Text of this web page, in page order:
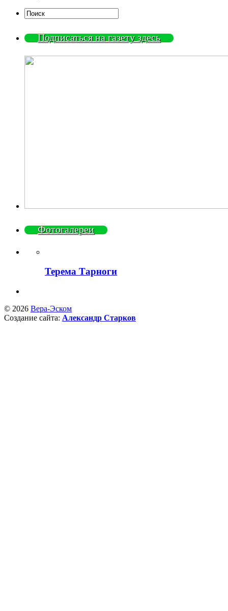
Подписаться на газету здесь
Фотогалереи
Терема Тарноги
© 2026 Вера-Эском
Создание сайта: Александр Старков